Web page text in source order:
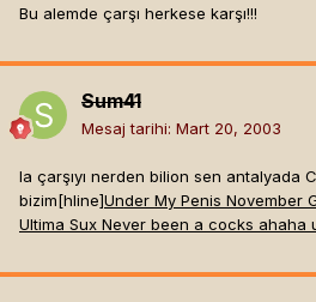
Bu alemde çarşı herkese karşı!!!
Sum41
Mesaj tarihi: Mart 20, 2003
la çarşıyı nerden bilion sen antalyada
bizim[hline]Under My Penis November
Ultima Sux Never been a cocks ahaha